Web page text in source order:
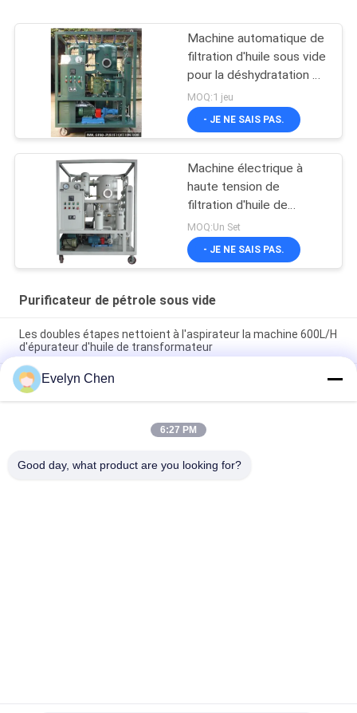
Machine automatique de
filtration d'huile sous vide
pour la déshydratation et
le dégazage d'huile de
transformateur
MOQ:1 jeu
- JE NE SAIS PAS.
Machine électrique à
haute tension de
filtration d'huile de
transformateur
horizontale sur la ligne
travail
MOQ:Un Set
- JE NE SAIS PAS.
Purificateur de pétrole sous vide
Les doubles étapes nettoient à l'aspirateur la machine 600L/H
d'épurateur d'huile de transformateur
Phosphate résistant au feu Ester Vacuum Oil Purifier
Dehydration 3000L/H
Machine de déshydratation d'huile d'isolation d'ABB pour la
sous-station de transformateur, la couverture de preuve de
Evelyn Chen
6:27 PM
Good day, what product are you looking for?